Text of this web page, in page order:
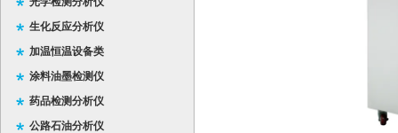
生化反应分析仪
加温恒温设备类
涂料油墨检测仪
药品检测分析仪
公路石油分析仪